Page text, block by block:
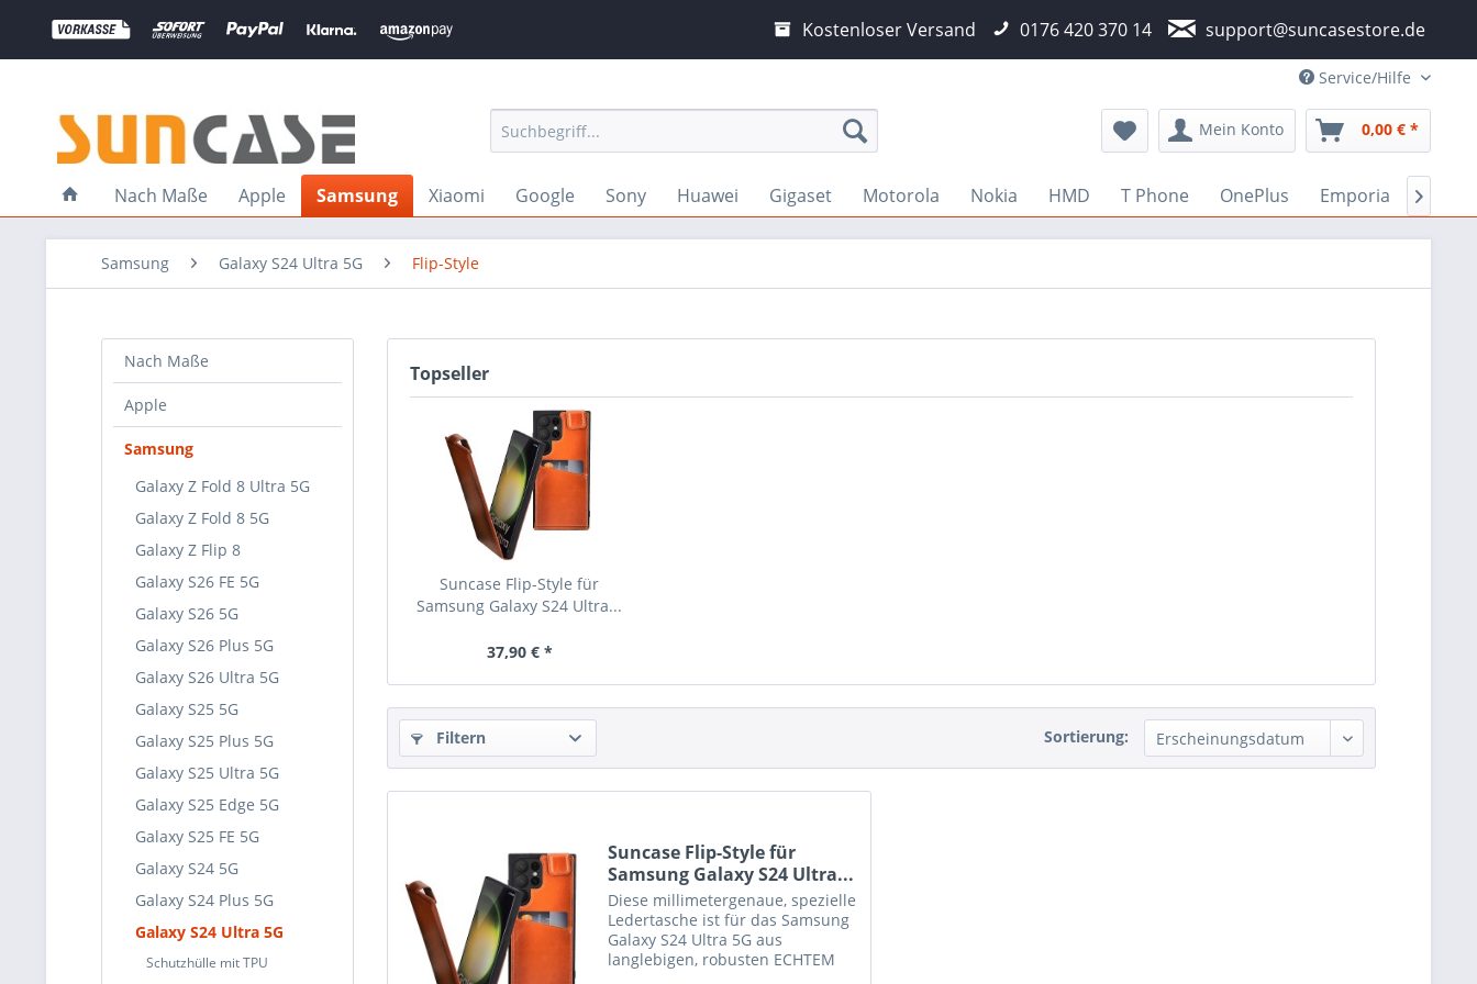
Kostenloser Versand 0176 420 370 14 support@suncasestore.de
Service/Hilfe
Mein Konto 0,00 € *
Nach Maße Apple Samsung Xiaomi Google Sony Huawei Gigaset Motorola Nokia HMD T Phone OnePlus Emporia 
Samsung Galaxy S24 Ultra 5G Flip-Style
Nach Maße
Apple
Samsung
Galaxy Z Fold 8 Ultra 5G
Galaxy Z Fold 8 5G
Galaxy Z Flip 8
Galaxy S26 FE 5G
Galaxy S26 5G
Galaxy S26 Plus 5G
Galaxy S26 Ultra 5G
Galaxy S25 5G
Galaxy S25 Plus 5G
Galaxy S25 Ultra 5G
Galaxy S25 Edge 5G
Galaxy S25 FE 5G
Galaxy S24 5G
Galaxy S24 Plus 5G
Galaxy S24 Ultra 5G
Schutzhülle mit TPU
Topseller
Suncase Flip-Style für
Samsung Galaxy S24 Ultra...
37,90 € *
Filtern Sortierung:
Suncase Flip-Style für
Samsung Galaxy S24 Ultra...
Diese millimetergenaue, spezielle
Ledertasche ist für das Samsung
Galaxy S24 Ultra 5G aus
langlebigen, robusten ECHTEM